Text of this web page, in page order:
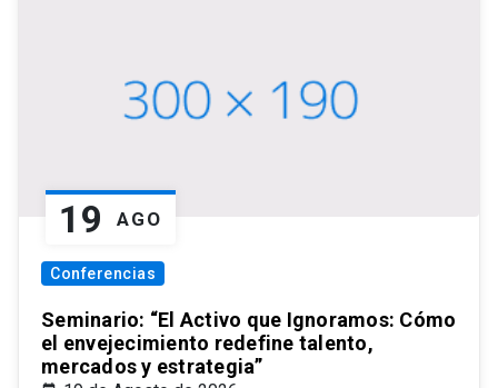
19 AGO
Conferencias
Seminario: “El Activo que Ignoramos: Cómo
el envejecimiento redefine talento,
mercados y estrategia”